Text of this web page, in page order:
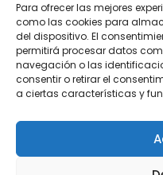
Para ofrecer las mejores
como las cookies para
del dispositivo. El
permitirá procesar datos
navegación o las
consentir o retirar el
a ciertas características y
Servicios Sociales
Seguridad
Actividad